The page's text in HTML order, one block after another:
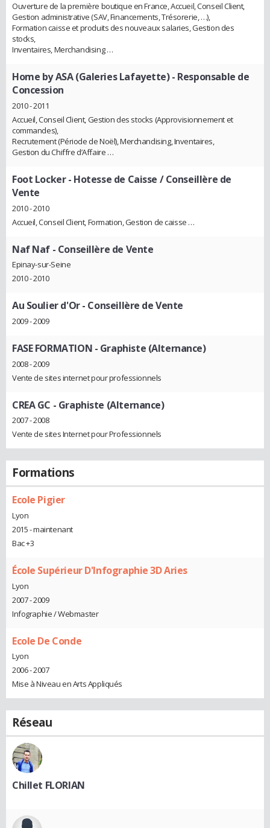
Ouverture de la première boutique en France, Accueil, Conseil Client,
Gestion administrative (SAV, Financements, Trésorerie, …),
Formation caisse et produits des nouveaux salaries, Gestion des
stocks,
Inventaires, Merchandising …
Home by ASA (Galeries Lafayette)- Responsable de
Concession
2010 - 2011
Accueil, Conseil Client, Gestion des stocks (Approvisionnement et
commandes),
Recrutement (Période de Noël), Merchandising, Inventaires,
Gestion du Chiffre d’Affaire …
Foot Locker- Hotesse de Caisse / Conseillère de
Vente
2010 - 2010
Accueil, Conseil Client, Formation, Gestion de caisse …
Naf Naf - Conseillère de Vente
Epinay-sur-Seine
2010 - 2010
Au Soulier d'Or- Conseillère de Vente
2009 - 2009
FASE FORMATION - Graphiste (Alternance)
2008 - 2009
Vente de sites internet pour professionnels
CREA GC - Graphiste (Alternance)
2007 - 2008
Vente de sites Internet pour Professionnels
Formations
Ecole Pigier
Lyon
2015 - maintenant
Bac +3
École Supérieur D'Infographie 3D Aries
Lyon
2007 - 2009
Infographie / Webmaster
Ecole De Conde
Lyon
2006 - 2007
Mise à Niveau en Arts Appliqués
Réseau
Chillet FLORIAN